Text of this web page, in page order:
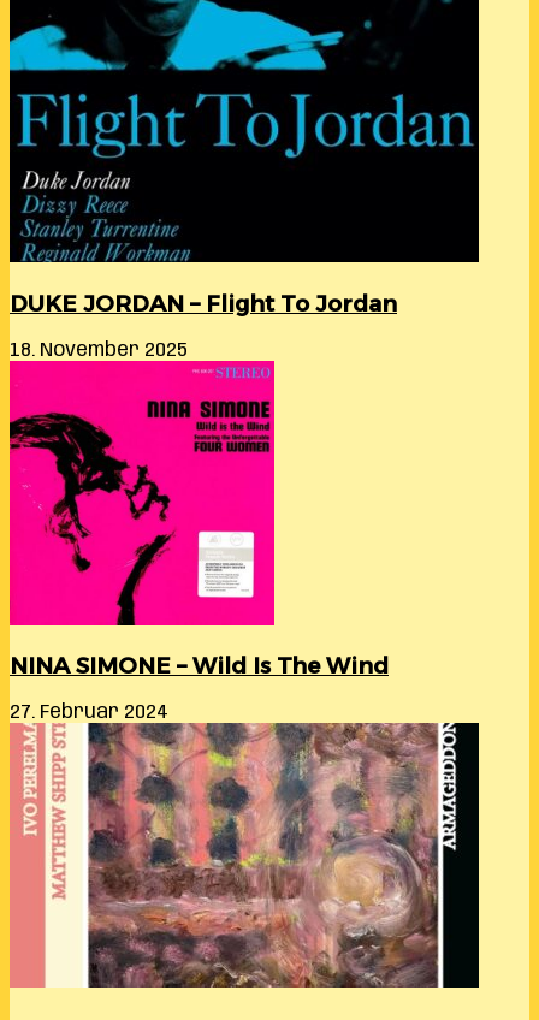
DUKE JORDAN – Flight To Jordan
18. November 2025
NINA SIMONE – Wild Is The Wind
27. Februar 2024